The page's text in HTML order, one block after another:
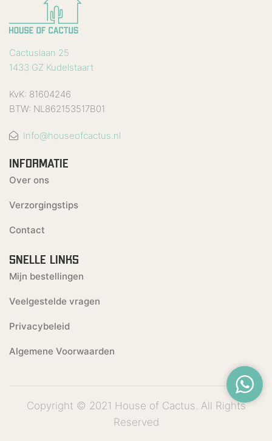
Cactuslaan 25
1433 GZ Kudelstaart
KvK: 81604246
BTW: NL862153517B01
Info@houseofcactus.nl
INFORMATIE
Over ons
Verzorgingstips
Contact
SNELLE LINKS
Mijn bestellingen
Veelgestelde vragen
Privacybeleid
Algemene Voorwaarden
Copyright © 2021 House of Cactus. All Rights
Reserved